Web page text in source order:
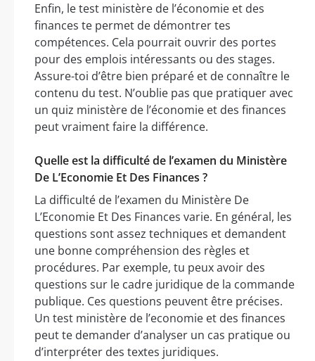
Enfin, le test ministère de l’économie et des
finances te permet de démontrer tes
compétences. Cela pourrait ouvrir des portes
pour des emplois intéressants ou des stages.
Assure-toi d’être bien préparé et de connaître le
contenu du test. N’oublie pas que pratiquer avec
un quiz ministère de l’économie et des finances
peut vraiment faire la différence.
Quelle est la difficulté de l’examen du Ministère
De L’Economie Et Des Finances ?
La difficulté de l’examen du Ministère De
L’Economie Et Des Finances varie. En général, les
questions sont assez techniques et demandent
une bonne compréhension des règles et
procédures. Par exemple, tu peux avoir des
questions sur le cadre juridique de la commande
publique. Ces questions peuvent être précises.
Un test ministère de l’economie et des finances
peut te demander d’analyser un cas pratique ou
d’interpréter des textes juridiques.